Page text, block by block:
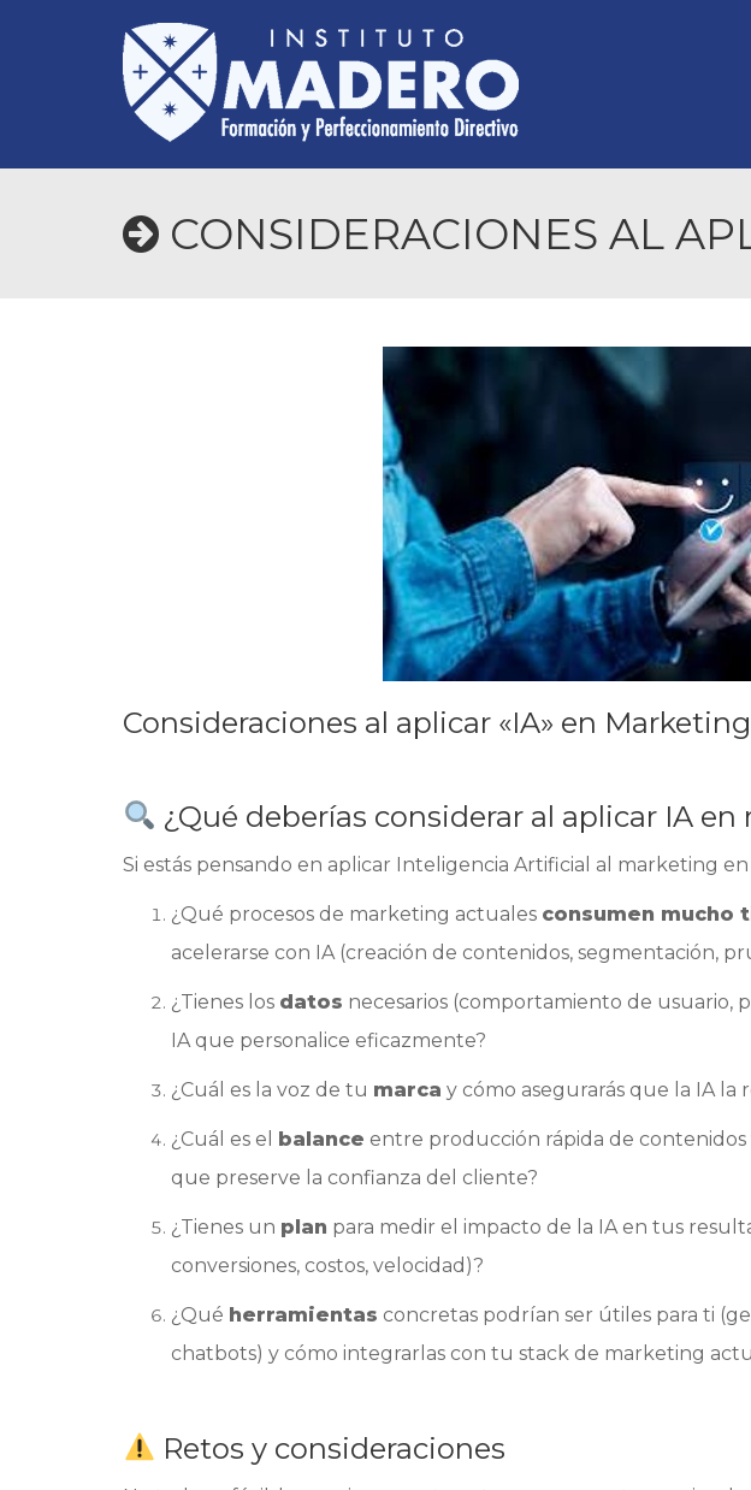
CONSIDERACIONES AL
Consideraciones al aplicar «IA» en Marketing
¿Qué deberías considerar al aplicar IA
Si estás pensando en aplicar Inteligencia Artificial al marketing
¿Qué procesos de marketing actuales consumen mucho
acelerarse con IA (creación de contenidos, segmentación,
¿Tienes los datos necesarios (comportamiento de usuario,
IA que personalice eficazmente?
¿Cuál es la voz de tu marca y cómo asegurarás que la IA
¿Cuál es el balance entre producción rápida de
que preserve la confianza del cliente?
¿Tienes un plan para medir el impacto de la IA en tus
conversiones, costos, velocidad)?
¿Qué herramientas concretas podrían ser útiles para ti
chatbots) y cómo integrarlas con tu stack de marketing
Retos y consideraciones